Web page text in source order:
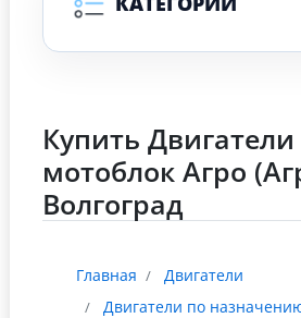
Купить Двигатели
мотоблок Агро
Волгоград
Главная
Двигатели
Двигатели по